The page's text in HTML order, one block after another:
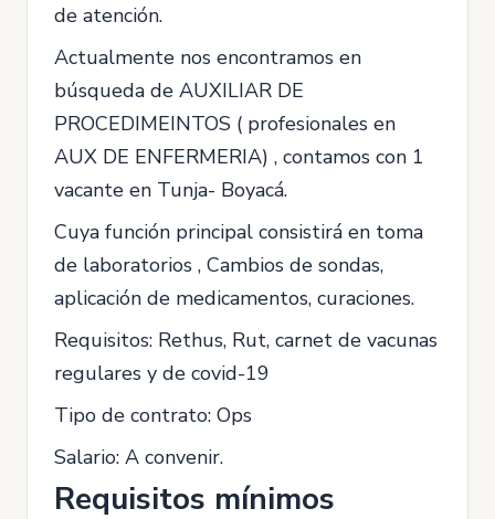
de atención.
Actualmente nos encontramos en
búsqueda de AUXILIAR DE
PROCEDIMEINTOS ( profesionales en
AUX DE ENFERMERIA) , contamos con 1
vacante en Tunja- Boyacá.
Cuya función principal consistirá en toma
de laboratorios , Cambios de sondas,
aplicación de medicamentos, curaciones.
Requisitos: Rethus, Rut, carnet de vacunas
regulares y de covid-19
Tipo de contrato: Ops
Salario: A convenir.
Requisitos mínimos